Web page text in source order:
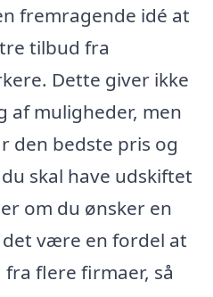
fremragende idé at
tilbud fra
Dette giver ikke
af muligheder, men
den bedste pris og
skal have udskiftet
om du ønsker en
være en fordel at
flere firmaer, så